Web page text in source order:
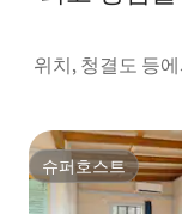
위치, 청결도 등
슈퍼호스트
슈퍼호스트